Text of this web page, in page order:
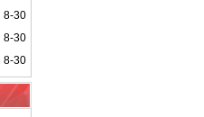
8-30
8-30
8-30